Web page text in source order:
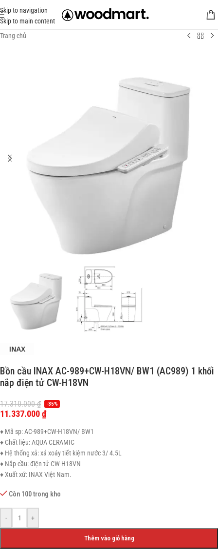
Skip to navigation
Skip to main content
Trang chủ
Bồn cầu INAX AC-989+CW-H18VN/ BW1 (AC989) 1 khối
nắp điện tử CW-H18VN
17.310.000₫ -35%
11.337.000₫
♦ Mã sp: AC-989+CW-H18VN/ BW1
♦ Chất liệu: AQUA CERAMIC
♦ Hệ thống xả: xả xoáy tiết kiệm nước 3/ 4.5L
♦ Nắp cầu: điện tử CW-H18VN
♦ Xuất xứ: INAX Việt Nam.
Còn 100 trong kho
- +
Thêm vào giỏ hàng